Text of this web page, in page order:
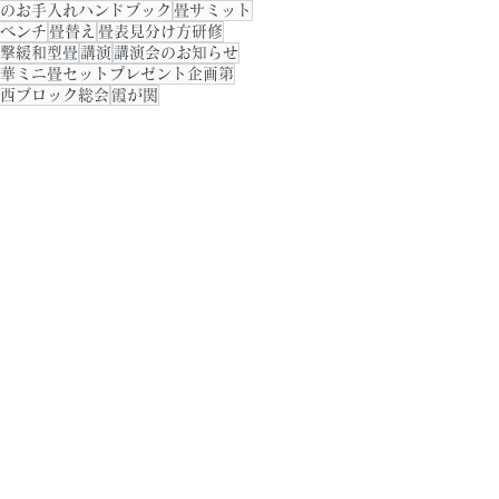
お手入れハンドブック 畳サミット
ンチ 畳替え 畳表見分け方研修
緩和型畳講演講演会のお知らせ
ミニ畳セットプレゼント企画第
ブロック総会 霞が関